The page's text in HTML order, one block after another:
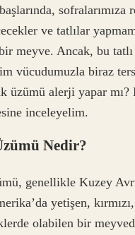
sofralarımıza
ve tatlılar
meyve. Ancak, bu
vücudumuzla biraz
üzümü alerji yapar mı?
inceleyelim.
Nedir?
genellikle Kuzey
yetişen,
olabilen bir